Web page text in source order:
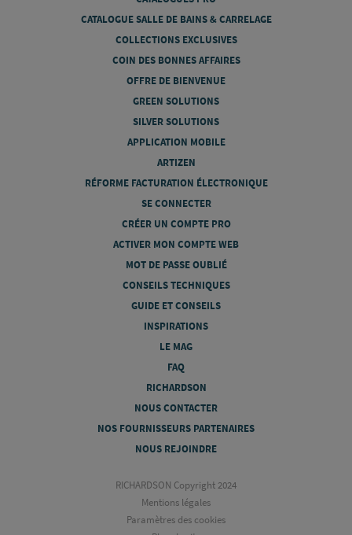
CATALOGUE SALLE DE BAINS & CARRELAGE
COLLECTIONS EXCLUSIVES
COIN DES BONNES AFFAIRES
OFFRE DE BIENVENUE
GREEN SOLUTIONS
SILVER SOLUTIONS
APPLICATION MOBILE
ARTIZEN
RÉFORME FACTURATION ÉLECTRONIQUE
SE CONNECTER
CRÉER UN COMPTE PRO
ACTIVER MON COMPTE WEB
MOT DE PASSE OUBLIÉ
CONSEILS TECHNIQUES
GUIDE ET CONSEILS
INSPIRATIONS
LE MAG
FAQ
RICHARDSON
NOUS CONTACTER
NOS FOURNISSEURS PARTENAIRES
NOUS REJOINDRE
RICHARDSON Copyright 2024
Mentions légales
Paramètres des cookies